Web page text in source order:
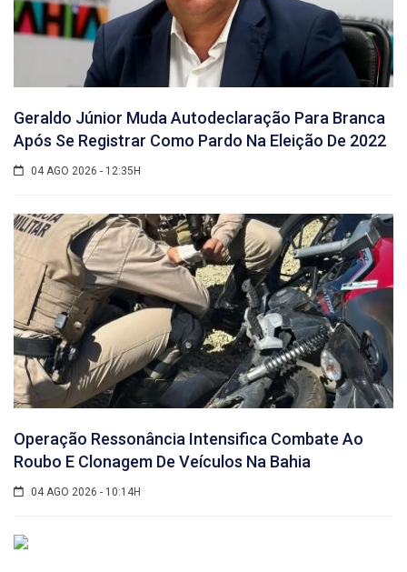
Geraldo Júnior Muda Autodeclaração Para Branca
Após Se Registrar Como Pardo Na Eleição De 2022
04 AGO 2026 - 12:35H
Operação Ressonância Intensifica Combate Ao
Roubo E Clonagem De Veículos Na Bahia
04 AGO 2026 - 10:14H